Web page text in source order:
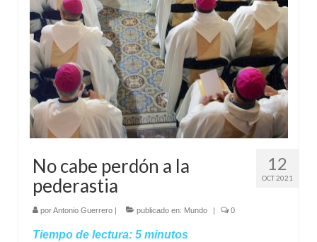
12
OCT 2021
No cabe perdón a la
pederastia
porAntonio Guerrero | publicado en: Mundo | 0
Tiempo de lectura: 5 minutos